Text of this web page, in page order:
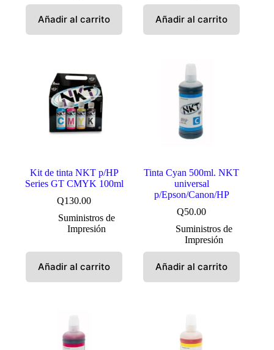
Añadir al carrito Añadir al carrito
Kit de tinta NKT p/HP
Series GT CMYK 100ml
Q130.00
Suministros de
Impresión
Añadir al carrito
Tinta Cyan 500ml. NKT
universal
p/Epson/Canon/HP
Q50.00
Suministros de
Impresión
Añadir al carrito